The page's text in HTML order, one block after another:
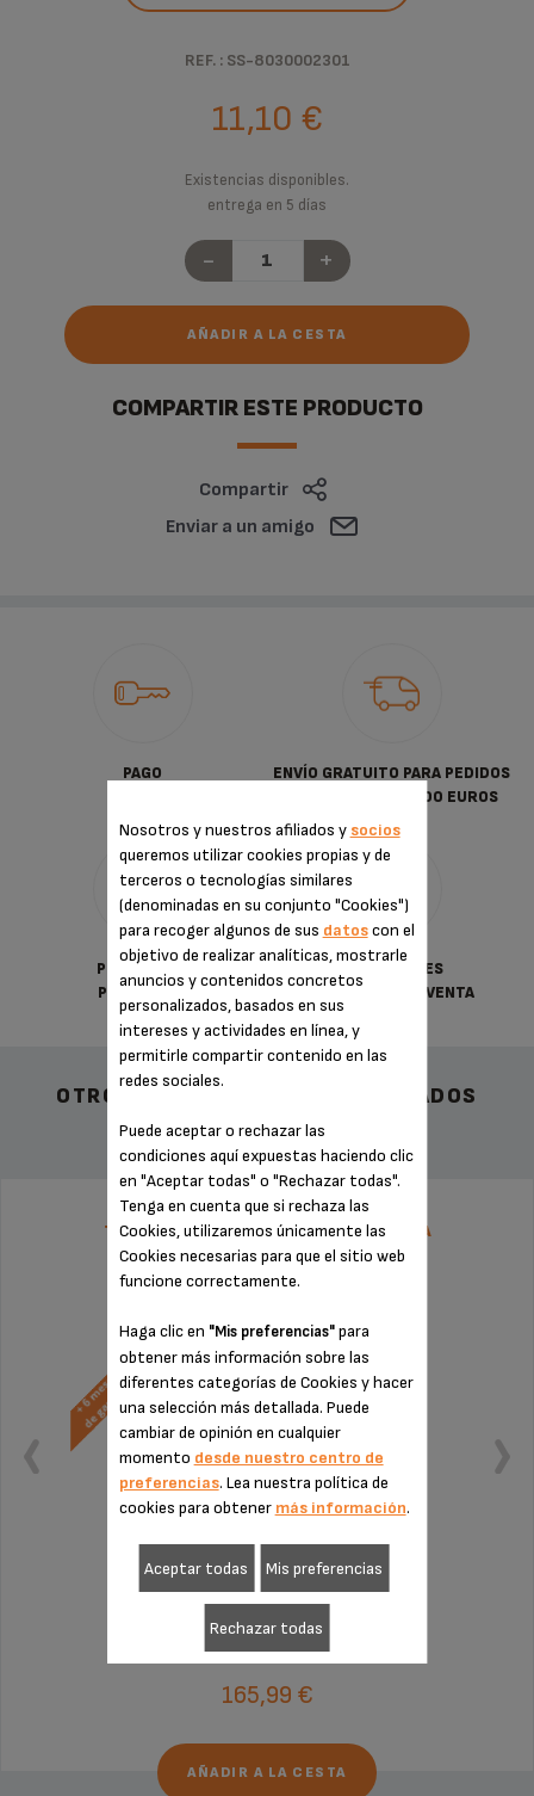
REF. : SS-8030002301
11,10 €
Existencias disponibles.
entrega en 5 días
- +
AÑADIR A LA CESTA
COMPARTIR ESTE PRODUCTO
Compartir
Enviar a un amigo
PAGO
ENVÍO GRATUITO PARA PEDIDOS
SUPERIORES A 30.00 EUROS
POLÍTICA DE
PRIVACIDAD
CONDICIONES
GENERALES DE VENTA
OTROS ACCESORIOS RECOMENDADOS
TARIFA PLANA DE REPARACIÓN CAFETERA
SUPERAUTÓMATICA KRUPS
Sin factura ni sorpresas
¡Extensión de la garantía de 6 meses!
165,99 €
AÑADIR A LA CESTA
Nosotros y nuestros afiliados y socios
queremos utilizar cookies propias y de
terceros o tecnologías similares
(denominadas en su conjunto "Cookies")
para recoger algunos de sus datoscon el
objetivo de realizar analíticas, mostrarle
anuncios y contenidos concretos
personalizados, basados en sus
intereses y actividades en línea, y
permitirle compartir contenido en las
redes sociales.
Puede aceptar o rechazar las
condiciones aquí expuestas haciendo clic
en "Aceptar todas" o "Rechazar todas".
Tenga en cuenta que si rechaza las
Cookies, utilizaremos únicamente las
Cookies necesarias para que el sitio web
funcione correctamente.
Haga clic en "Mis preferencias"para
obtener más información sobre las
diferentes categorías de Cookies y hacer
una selección más detallada. Puede
cambiar de opinión en cualquier
momento desde nuestro centro de
preferencias. Lea nuestra política de
cookies para obtener más información.
Aceptar todas Mis preferencias
Rechazar todas